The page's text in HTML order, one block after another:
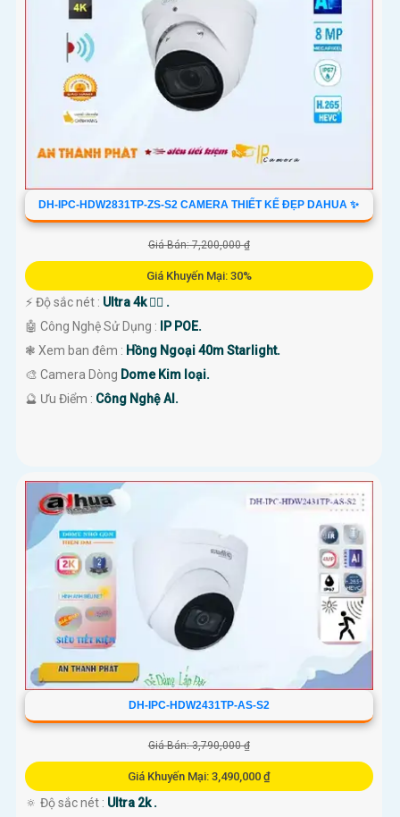
DH-IPC-HDW2831TP-ZS-S2 CAMERA THIẾT KẾ ĐẸP DAHUA ✨
Giá Bán: 7,200,000 ₫
Giá Khuyến Mại: 30%
️⚡ Độ sắc nét : Ultra 4k 👍🏾 .
🤖️ Công Nghệ Sử Dụng :
IP POE.
❃ Xem ban đêm : Hồng Ngoại 40m Starlight.
🎨 Camera Dòng Dome Kim loại.
️🔮 Ưu Điểm : Công Nghệ AI.
DH-IPC-HDW2431TP-AS-S2
Giá Bán: 3,790,000 ₫
Giá Khuyến Mại: 3,490,000 ₫
🔅 Độ sắc nét : Ultra 2k .